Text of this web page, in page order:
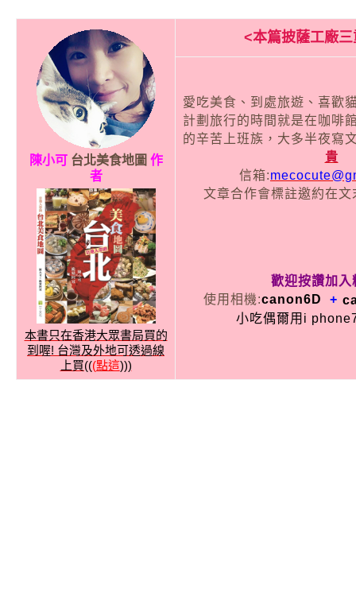
陳小可台北美食地圖 作
者
本書只在香港大眾書局買的
到喔! 台灣及外地可透過線
上買(((點這)))
<本篇披薩工廠
愛吃美食、到處旅遊、喜歡
計劃旅行的時間就是在咖啡
的辛苦上班族，大多半夜寫
貴
信箱:
文章合作會標註邀約在
歡迎按讚加入
使用相機:canon6D +
小吃偶爾用i